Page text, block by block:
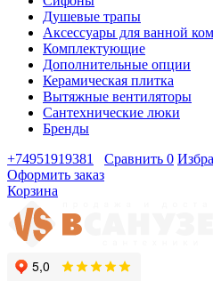
Душевые трапы
Аксессуары для ванной
Комплектующие
Дополнительные опции
Керамическая плитка
Вытяжные вентиляторы
Сантехнические люки
Бренды
+74951919381
Сравнить 0
Оформить заказ
Корзина